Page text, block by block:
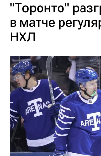
"Торонто"
в матче
НХЛ